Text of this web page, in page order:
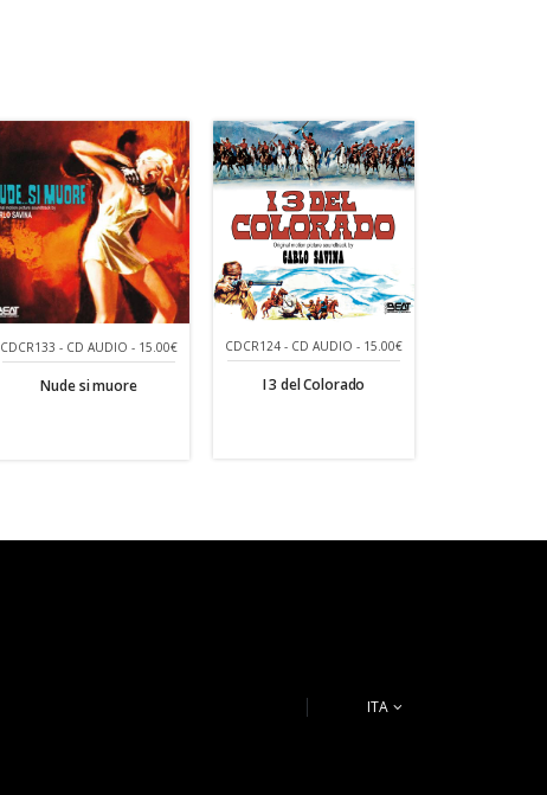
CDCR133 - CD AUDIO - 15.00€
Nude si muore
CDCR124 - CD AUDIO - 15.00€
I 3 del Colorado
ITA